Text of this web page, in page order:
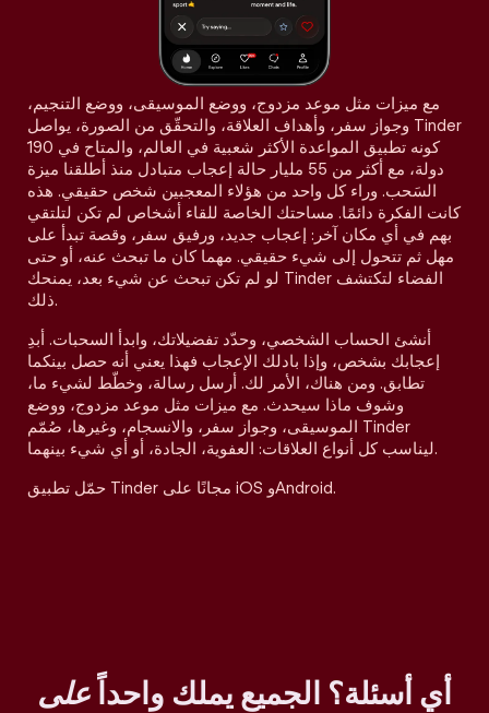
مع ميزات مثل موعد مزدوج، ووضع الموسيقى، ووضع التنجيم،
وجواز سفر، وأهداف العلاقة، والتحقّق من الصورة، يواصل Tinder
كونه تطبيق المواعدة الأكثر شعبية في العالم، والمتاح في 190
دولة، مع أكثر من 55 مليار حالة إعجاب متبادل منذ أطلقنا ميزة
السَحب. وراء كل واحد من هؤلاء المعجبين شخص حقيقي. هذه
كانت الفكرة دائمًا. مساحتك الخاصة للقاء أشخاص لم تكن لتلتقي
بهم في أي مكان آخر: إعجاب جديد، ورفيق سفر، وقصة تبدأ على
مهل ثم تتحول إلى شيء حقيقي. مهما كان ما تبحث عنه، أو حتى
لو لم تكن تبحث عن شيء بعد، يمنحك Tinder الفضاء لتكتشف
ذلك.
أنشئ الحساب الشخصي، وحدّد تفضيلاتك، وابدأ السحبات. أبدِ
إعجابك بشخص، وإذا بادلك الإعجاب فهذا يعني أنه حصل بينكما
تطابق. ومن هناك، الأمر لك. أرسل رسالة، وخطّط لشيء ما،
وشوف ماذا سيحدث. مع ميزات مثل موعد مزدوج، ووضع
الموسيقى، وجواز سفر، والانسجام، وغيرها، صُمّم Tinder
ليناسب كل أنواع العلاقات: العفوية، الجادة، أو أي شيء بينهما.
حمّل تطبيق Tinder مجانًا على iOS وAndroid.
أي أسئلة؟ الجميع يملك واحداً على